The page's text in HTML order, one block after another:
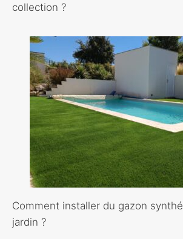
collection ?
Comment installer du gazon
jardin ?